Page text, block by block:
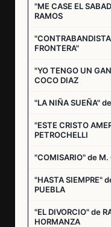
"ME CASE EL
RAMOS
FRONTERA"
"YO TENGO UN
COCO DIAZ
"LA NIÑA SUEÑA"
"ESTE CRISTO
PETROCHELLI
"COMISARIO" de M.
"HASTA SIEMPRE"
PUEBLA
"EL DIVORCIO" de
HORMANZA